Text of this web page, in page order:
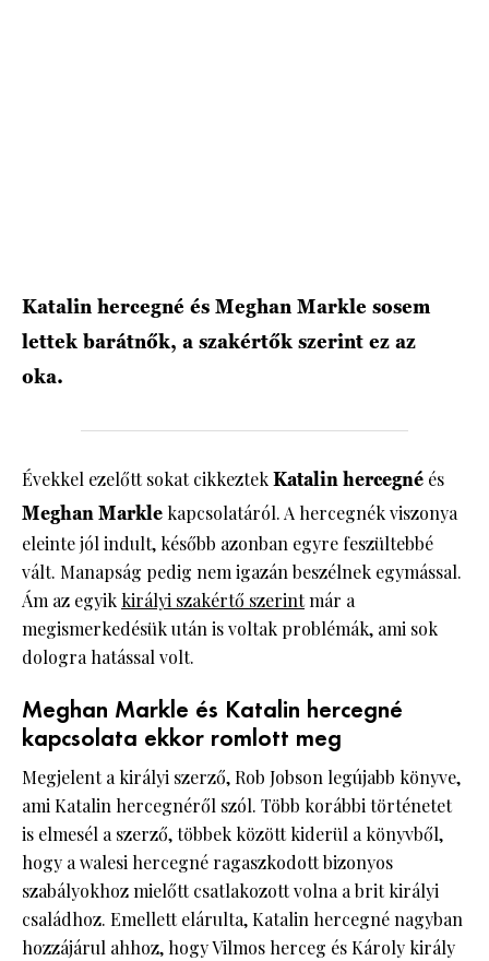
Katalin hercegné és Meghan Markle sosem
lettek barátnők, a szakértők szerint ez az
oka.
Évekkel ezelőtt sokat cikkeztekKatalin hercegné és
Meghan Markle kapcsolatáról. A hercegnék viszonya
eleinte jól indult, később azonban egyre feszültebbé
vált. Manapság pedig nem igazán beszélnek egymással.
Ám az egyik királyi szakértő szerintmár a
megismerkedésük után is voltak problémák, ami sok
dologra hatással volt.
Meghan Markle és Katalin hercegné
kapcsolata ekkor romlott meg
Megjelent a királyi szerző, Rob Jobson legújabb könyve,
ami Katalin hercegnéről szól. Több korábbi történetet
is elmesél a szerző, többek között kiderül a könyvből,
hogy a walesi hercegné ragaszkodott bizonyos
szabályokhoz mielőtt csatlakozott volna a brit királyi
családhoz. Emellett elárulta, Katalin hercegné nagyban
hozzájárul ahhoz, hogy Vilmos herceg és Károly király